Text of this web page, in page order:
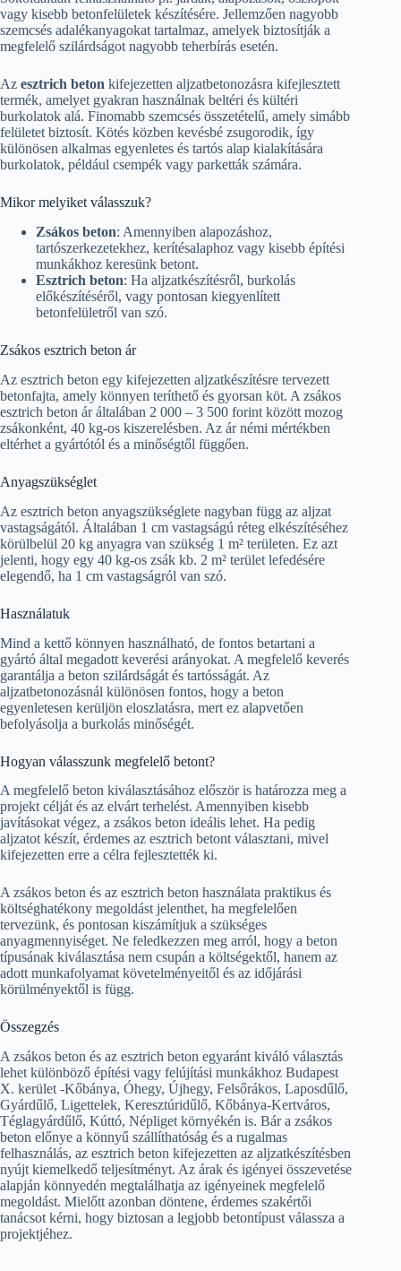
vagy kisebb betonfelületek készítésére. Jellemzően nagyobb
szemcsés adalékanyagokat tartalmaz, amelyek biztosítják a
megfelelő szilárdságot nagyobb teherbírás esetén.
Az esztrich beton kifejezetten aljzatbetonozásra kifejlesztett
termék, amelyet gyakran használnak beltéri és kültéri
burkolatok alá. Finomabb szemcsés összetételű, amely simább
felületet biztosít. Kötés közben kevésbé zsugorodik, így
különösen alkalmas egyenletes és tartós alap kialakítására
burkolatok, például csempék vagy parketták számára.
Mikor melyiket válasszuk?
Zsákos beton: Amennyiben alapozáshoz,
tartószerkezetekhez, kerítésalaphoz vagy kisebb építési
munkákhoz keresünk betont.
Esztrich beton: Ha aljzatkészítésről, burkolás
előkészítéséről, vagy pontosan kiegyenlített
betonfelületről van szó.
Zsákos esztrich beton ár
Az esztrich beton egy kifejezetten aljzatkészítésre tervezett
betonfajta, amely könnyen teríthető és gyorsan köt. A zsákos
esztrich beton ár általában 2 000 – 3 500 forint között mozog
zsákonként, 40 kg-os kiszerelésben. Az ár némi mértékben
eltérhet a gyártótól és a minőségtől függően.
Anyagszükséglet
Az esztrich beton anyagszükséglete nagyban függ az aljzat
vastagságától. Általában 1 cm vastagságú réteg elkészítéséhez
körülbelül 20 kg anyagra van szükség 1 m² területen. Ez azt
jelenti, hogy egy 40 kg-os zsák kb. 2 m² terület lefedésére
elegendő, ha 1 cm vastagságról van szó.
Használatuk
Mind a kettő könnyen használható, de fontos betartani a
gyártó által megadott keverési arányokat. A megfelelő keverés
garantálja a beton szilárdságát és tartósságát. Az
aljzatbetonozásnál különösen fontos, hogy a beton
egyenletesen kerüljön eloszlatásra, mert ez alapvetően
befolyásolja a burkolás minőségét.
Hogyan válasszunk megfelelő betont?
A megfelelő beton kiválasztásához először is határozza meg a
projekt célját és az elvárt terhelést. Amennyiben kisebb
javításokat végez, a zsákos beton ideális lehet. Ha pedig
aljzatot készít, érdemes az esztrich betont választani, mivel
kifejezetten erre a célra fejlesztették ki.
A zsákos beton és az esztrich beton használata praktikus és
költséghatékony megoldást jelenthet, ha megfelelően
tervezünk, és pontosan kiszámítjuk a szükséges
anyagmennyiséget. Ne feledkezzen meg arról, hogy a beton
típusának kiválasztása nem csupán a költségektől, hanem az
adott munkafolyamat követelményeitől és az időjárási
körülményektől is függ.
Összegzés
A zsákos beton és az esztrich beton egyaránt kiváló választás
lehet különböző építési vagy felújítási munkákhoz Budapest
X. kerület -Kőbánya, Óhegy, Újhegy, Felsőrákos, Laposdűlő,
Gyárdűlő, Ligettelek, Keresztúridűlő, Kőbánya-Kertváros,
Téglagyárdűlő, Kúttó, Népliget környékén is. Bár a zsákos
beton előnye a könnyű szállíthatóság és a rugalmas
felhasználás, az esztrich beton kifejezetten az aljzatkészítésben
nyújt kiemelkedő teljesítményt. Az árak és igényei összevetése
alapján könnyedén megtalálhatja az igényeinek megfelelő
megoldást. Mielőtt azonban döntene, érdemes szakértői
tanácsot kérni, hogy biztosan a legjobb betontípust válassza a
projektjéhez.